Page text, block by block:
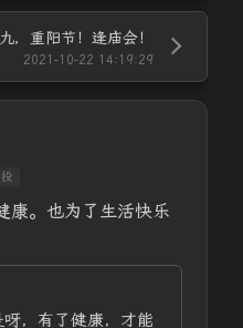
，重阳节！逢庙会！
2021-10-22 14:19:29
康。也为了生活快乐
呀，有了健康，才能